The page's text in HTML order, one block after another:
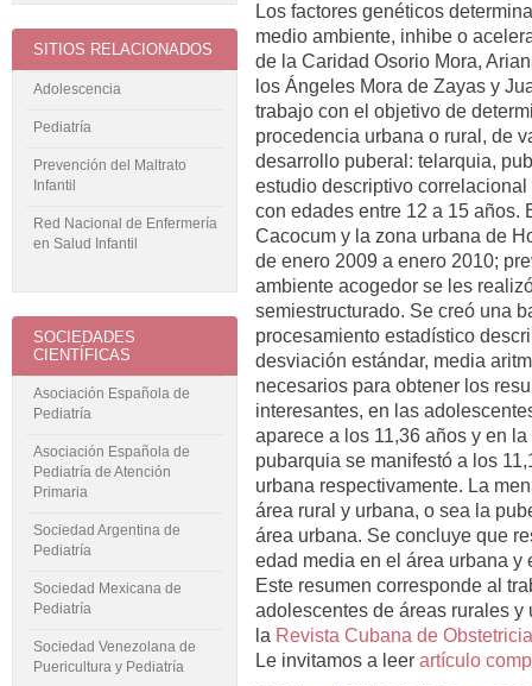
Los factores genéticos
medio ambiente, inhibe o
de la Caridad Osorio Mora,
los Ángeles Mora de Zayas y
trabajo con el objetivo de
procedencia urbana o rural, de
desarrollo puberal: telarquia,
estudio descriptivo
con edades entre 12 a 15 años.
Cacocum y la zona urbana de
de enero 2009 a enero 2010;
ambiente acogedor se les
semiestructurado. Se creó una
procesamiento estadístico
desviación estándar, media
necesarios para obtener los
interesantes, en las
aparece a los 11,36 años y en
pubarquia se manifestó a los
urbana respectivamente. La
área rural y urbana, o sea la
área urbana. Se concluye que
edad media en el área urbana y
Este resumen corresponde al
adolescentes de áreas rurales
la Revista Cubana de
Le invitamos a leer artículo
SITIOS RELACIONADOS
Adolescencia
Pediatría
Prevención del Maltrato
Infantil
Red Nacional de Enfermería
en Salud Infantil
SOCIEDADES
CIENTÍFICAS
Asociación Española de
Pediatría
Asociación Española de
Pediatría de Atención
Primaria
Sociedad Argentina de
Pediatría
Sociedad Mexicana de
Pediatría
Sociedad Venezolana de
Puericultura y Pediatría